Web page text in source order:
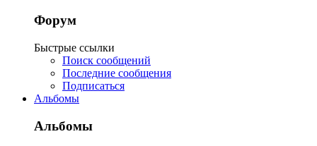
Форум
Быстрые ссылки
Поиск сообщений
Последние сообщения
Подписаться
Альбомы
Альбомы